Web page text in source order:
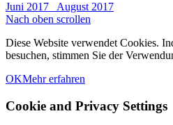
Juni 2017
August 2017
Nach oben scrollen
Diese Website verwendet Cookies.
besuchen, stimmen Sie der
OKMehr erfahren
Cookie and Privacy Settings